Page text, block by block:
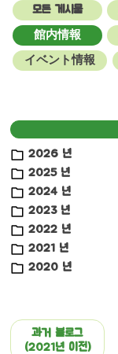
모든 게시물
館内情報
イベント情報
2026 년
2025 년
2024 년
2023 년
2022 년
2021 년
2020 년
과거 블로그
(2021년 이전)